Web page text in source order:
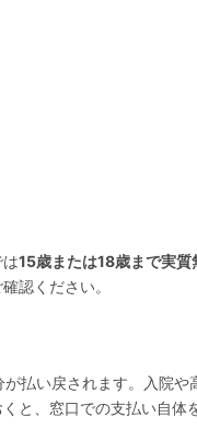
15歳または18歳まで実質
認ください。
払い戻されます。入院や
と、窓口での支払い自体